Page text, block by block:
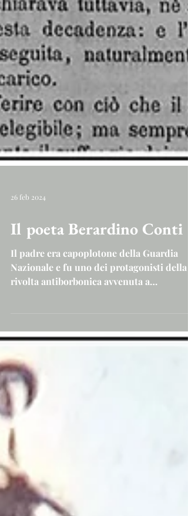
26 feb 2024
Il poeta Berardino Conti
Il padre era capoplotone della Guardia
Capracotta nell'ottobre...